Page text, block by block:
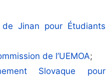
de Jinan pour Étudiants
de l’UEMOA;
Slovaque pour